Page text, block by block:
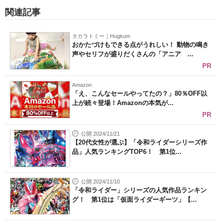
関連記事
タカラトミー｜Hugkum
おかたづけもできる点がうれしい！ 動物の鳴き
声やセリフが盛りだくさんの「アニア ...
PR
Amazon
「え、こんなセールやってたの？」80％OFF以
上が続々登場！Amazonの本気が...
PR
公開 2024/11/21
【20代女性が選ぶ】「令和ライダーシリーズ作
品」人気ランキングTOP6！ 第1位...
公開 2024/11/10
「令和ライダー」シリーズの人気作品ランキン
グ！ 第1位は「仮面ライダーギーツ」【...